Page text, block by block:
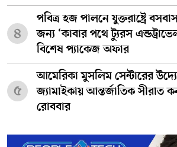
৪
পবিত্র হজ পালনে যুক্তরাষ্ট্রে
জন্য ‘কাবার পথে ট্যুরস
বিশেষ প্যাকেজ অফার
৫
আমেরিকা মুসলিম সেন্টারের
জ্যামাইকায় আন্তর্জাতিক
রোববার